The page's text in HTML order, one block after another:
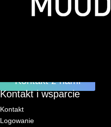
Dowiedz się, w jaki
mogą wesprzeć Twój
Kontakt z nami
Kontakt i wsparcie
Kontakt
Logowanie